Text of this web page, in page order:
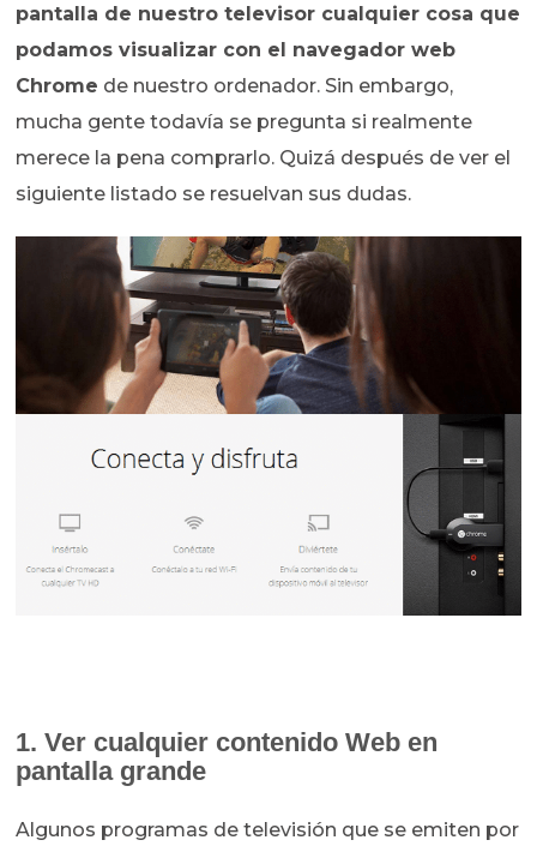
pantalla de nuestro televisor cualquier cosa que
podamos visualizar con el navegador web
Chrome de nuestro ordenador. Sin embargo,
mucha gente todavía se pregunta si realmente
merece la pena comprarlo. Quizá después de ver el
siguiente listado se resuelvan sus dudas.
1. Ver cualquier contenido Web en
pantalla grande
Algunos programas de televisión que se emiten por